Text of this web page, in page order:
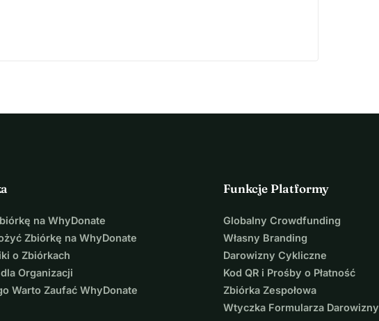
na WhyDonate
Zbiórkę na WhyDonate
o Zbiórkach
Organizacji
Warto Zaufać WhyDonate
Funkcje Platformy
Globalny Crowdfunding
Własny Branding
Darowizny Cykliczne
Kod QR i Prośby o Płatność
Zbiórka Zespołowa
Wtyczka Formularza Darowizny